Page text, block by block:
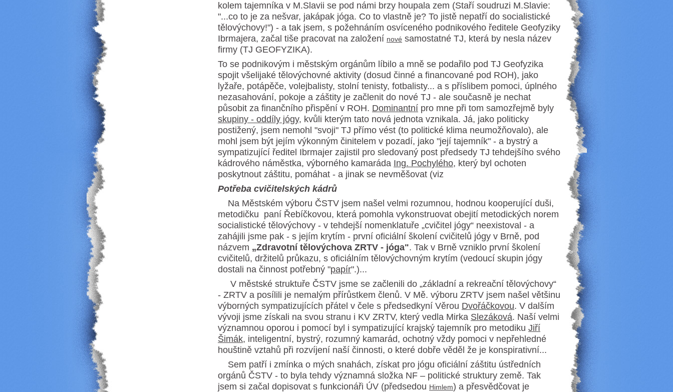
kolem tajemníka v M.Slavii se pod námi brzy houpala zem (Staří soudruzi M.Slavie:
"...co to je za nešvar, jakápak jóga. Co to vlastně je? To jistě nepatří do socialistické
tělovýchovy!") - a tak jsem, s požehnáním osvíceného podnikového ředitele Geofyziky
Ibrmajera, začal tiše pracovat na založení nové samostatné TJ, která by nesla název
firmy (TJ GEOFYZIKA).
To se podnikovým i městským orgánům líbilo a mně se podařilo pod TJ Geofyzika
spojit všelijaké tělovýchovné aktivity (dosud činné a financované pod ROH), jako
lyžaře, potápěče, volejbalisty, stolní tenisty, fotbalisty... a s příslibem pomoci, úplného
nezasahování, pokoje a záštity je začlenit do nové TJ - ale současně je nechat
působit za finančního přispění v ROH. Dominantní pro mne při tom samozřejmě byly
skupiny - oddíly jógy, kvůli kterým tato nová jednota vznikala. Já, jako politicky
postižený, jsem nemohl "svoji" TJ přímo vést (to politické klima neumožňovalo), ale
mohl jsem být jejím výkonným činitelem v pozadí, jako "její tajemník" - a bystrý a
sympatizující ředitel Ibrmajer zajistil pro sledovaný post předsedy TJ tehdejšího svého
kádrového náměstka, výborného kamaráda Ing. Pochylého, který byl ochoten
poskytnout záštitu, pomáhat - a jinak se nevměšovat (viz
Potřeba cvičitelských kádrů
Na Městském výboru ČSTV jsem našel velmi rozumnou, hodnou kooperující duši,
metodičku paní Řebíčkovou, která pomohla vykonstruovat obejití metodických norem
socialistické tělovýchovy - v tehdejší nomenklatuře „cvičitel jógy“ neexistoval - a
zahájili jsme pak - s jejím krytím - první oficiální školení cvičitelů jógy v Brně, pod
názvem „Zdravotní tělovýchova ZRTV - jóga". Tak v Brně vzniklo první školení
cvičitelů, držitelů průkazu, s oficiálním tělovýchovným krytím (vedoucí skupin jógy
dostali na činnost potřebný "papír".)...
V městské struktuře ČSTV jsme se začlenili do „základní a rekreační tělovýchovy“
- ZRTV a posílili je nemalým přírůstkem členů. V Mě. výboru ZRTV jsem našel většinu
výborných sympatizujících přátel v čele s předsedkyní Věrou Dvořáčkovou. V dalším
vývoji jsme získali na svou stranu i KV ZRTV, který vedla Mirka Slezáková. Naší velmi
významnou oporou i pomocí byl i sympatizující krajský tajemník pro metodiku Jiří
Šimák, inteligentní, bystrý, rozumný kamarád, ochotný vždy pomoci v nepřehledné
houštině vztahů při rozvíjení naší činnosti, o které dobře věděl že je konspirativní...
Sem patří i zmínka o mých snahách, získat pro jógu oficiální záštitu ústředních
orgánů ČSTV - to byla tehdy významná složka NF – politické struktury země. Tak
jsem si začal dopisovat s funkcionáři ÚV (předsedou Himlem) a přesvědčovat je